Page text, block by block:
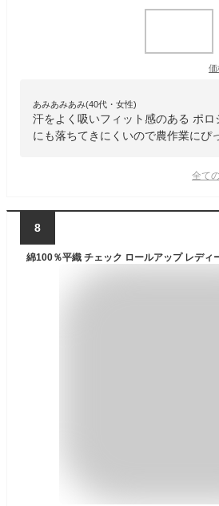
価
あみあみあみ(40代・女性)
汗をよく吸いフィット感のある ポ
にも落ちてきにくいので農作業にぴ
全て
8